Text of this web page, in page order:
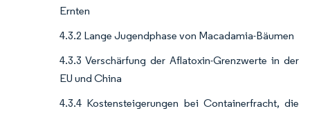
Ernten
4.3.2 Lange Jugendphase von Macadamia-Bäumen
4.3.3 Verschärfung der Aflatoxin-Grenzwerte in der
EU und China
4.3.4 Kostensteigerungen bei Containerfracht, die